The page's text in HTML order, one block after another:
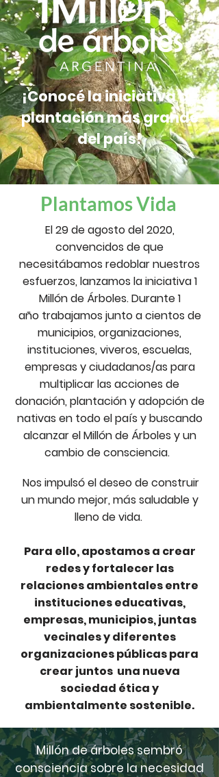
¡Conocé la iniciativa de
plantación más grande
del país!
Plantamos Vida
El 29 de agosto del 2020,
convencidos de que
necesitábamos redoblar nuestros
esfuerzos, lanzamos la iniciativa 1
Millón de Árboles. Durante 1
añotrabajamos junto a cientos de
municipios, organizaciones,
instituciones, viveros, escuelas,
empresas y ciudadanos/as para
multiplicar las acciones de
donación, plantación y adopción de
nativas en todo el país y buscando
alcanzar el Millón de Árboles y un
cambio de consciencia.
Nos impulsó el deseo deconstruir
un mundo mejor, más saludable y
lleno de vida.
Para ello, apostamos a crear
redes y fortalecer las
relaciones ambientales entre
instituciones educativas,
empresas, municipios, juntas
vecinales y diferentes
organizaciones públicas para
crear juntos una nueva
sociedad ética y
ambientalmente sostenible.
Millón de árboles sembró
consciencia sobre la necesidad